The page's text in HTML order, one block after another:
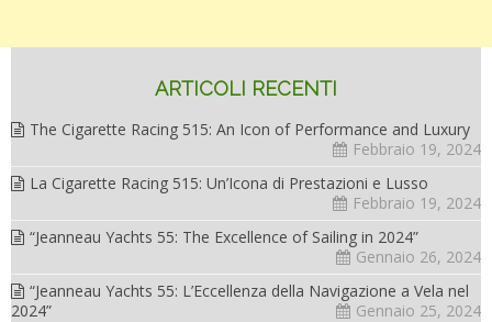
ARTICOLI RECENTI
The Cigarette Racing 515: An Icon of Performance and Luxury
Febbraio 19, 2024
La Cigarette Racing 515: Un’Icona di Prestazioni e Lusso
Febbraio 19, 2024
“Jeanneau Yachts 55: The Excellence of Sailing in 2024”
Gennaio 26, 2024
“Jeanneau Yachts 55: L’Eccellenza della Navigazione a Vela nel
2024”
Gennaio 25, 2024